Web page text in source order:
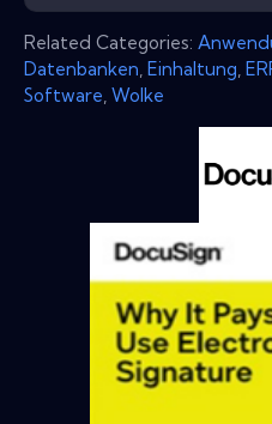
Related Categories:
Datenbanken Einhaltung
Software Wolke